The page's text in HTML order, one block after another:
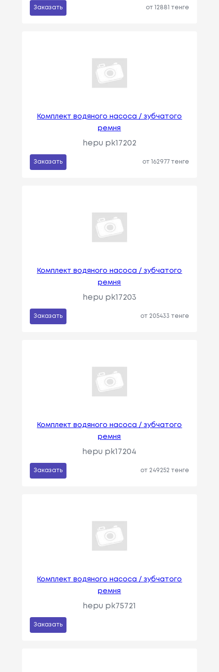
Заказать от 12881 тенге
Комплект водяного насоса / зубчатого
ремня
hepu pk17202
Заказать от 162977 тенге
Комплект водяного насоса / зубчатого
ремня
hepu pk17203
Заказать от 205433 тенге
Комплект водяного насоса / зубчатого
ремня
hepu pk17204
Заказать от 249252 тенге
Комплект водяного насоса / зубчатого
ремня
hepu pk75721
Заказать